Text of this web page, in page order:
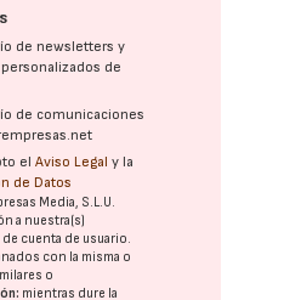
de newsletters y
de
de comunicaciones
elAviso Legal y la
de Datos
Media, S.L.U.
a nuestra(s)
cuenta de usuario.
con la misma o
o
mientras dure la